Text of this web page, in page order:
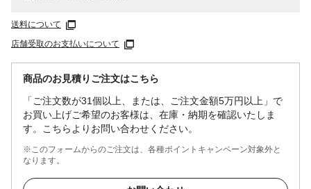
送料について
店舗受取のお支払いについて
商品のお見積りご注文はこちら
「ご注文数が31個以上、または、ご注文金額5万円以上」で
お買い上げご希望のお客様は、在庫・納期を確認いたしま
す。こちらよりお問い合わせください。
※このフォームからのご注文は、各種ポイントキャンペーン対象外と
なります。